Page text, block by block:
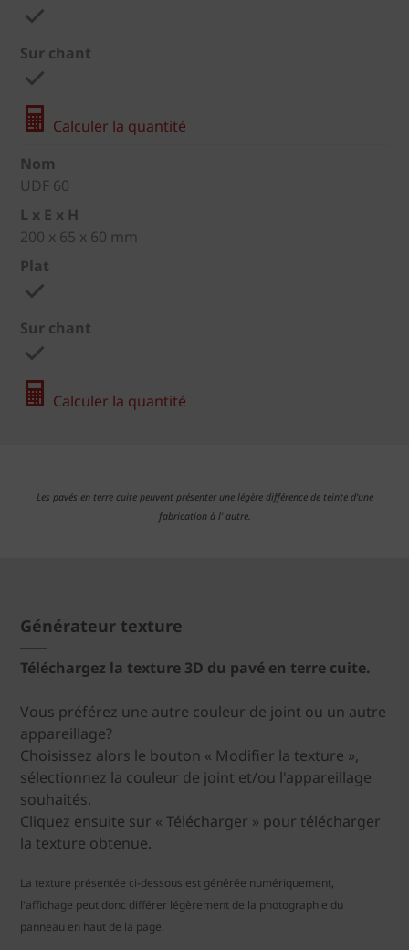
Sur chant
Calculer la quantité
Nom
UDF 60
L x E x H
200 x 65 x 60 mm
Plat
Sur chant
Calculer la quantité
Les pavés en terre cuite peuvent présenter une légère différence de teinte d'une
fabrication à l' autre.
Générateur texture
Téléchargez la texture 3D du pavé en terre cuite.
Vous préférez une autre couleur de joint ou un autre
appareillage?
Choisissez alors le bouton « Modifier la texture »,
sélectionnez la couleur de joint et/ou l'appareillage
souhaités.
Cliquez ensuite sur « Télécharger » pour télécharger
la texture obtenue.
La texture présentée ci-dessous est générée numériquement,
l'affichage peut donc différer légèrement de la photographie du
panneau en haut de la page.